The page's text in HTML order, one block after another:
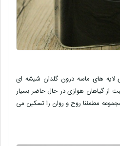
لایه های ماسه درون گلدان شیشه ای
است. مراقبت از گیاهان هوازی در حال حاضر بسیار
مطمئنا روح و روان را تسکین می